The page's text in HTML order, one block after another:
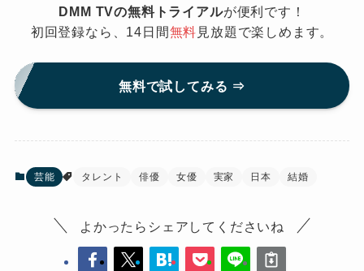
DMM TVの無料トライアルが便利です！
初回登録なら、14日間無料 見放題で楽しめます。
無料で試してみる ⇒
芸能 タレント 俳優 女優 実家 日本 結婚
よかったらシェアしてくださいね